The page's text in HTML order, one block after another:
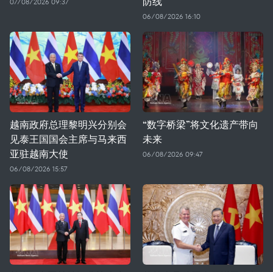
06/08/2026 16:10
越南政府总理黎明兴分别会
见泰王国国会主席与马来西
亚驻越南大使
06/08/2026 15:57
“数字桥梁”将文化遗产带向
未来
06/08/2026 09:47